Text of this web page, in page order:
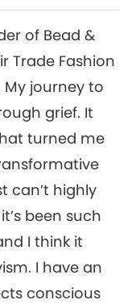
of Bead &
Trade Fashion
journey to
grief. It
turned me
can’t highly
been such
I think it
I have an
conscious